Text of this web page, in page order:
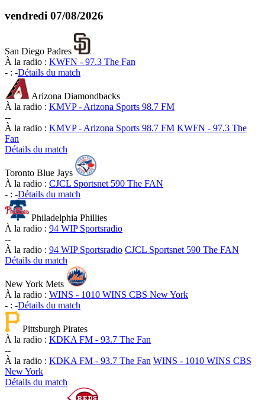
vendredi 07/08/2026
San Diego Padres
À la radio : KWFN - 97.3 The Fan
- : -Détails du match
Arizona Diamondbacks
À la radio : KMVP - Arizona Sports 98.7 FM
--
À la radio : KMVP - Arizona Sports 98.7 FM KWFN - 97.3 The
Fan
Détails du match
Toronto Blue Jays
À la radio : CJCL Sportsnet 590 The FAN
- : -Détails du match
Philadelphia Phillies
À la radio : 94 WIP Sportsradio
--
À la radio : 94 WIP Sportsradio CJCL Sportsnet 590 The FAN
Détails du match
New York Mets
À la radio : WINS - 1010 WINS CBS New York
- : -Détails du match
Pittsburgh Pirates
À la radio : KDKA FM - 93.7 The Fan
--
À la radio : KDKA FM - 93.7 The Fan WINS - 1010 WINS CBS
New York
Détails du match